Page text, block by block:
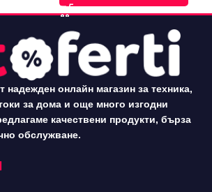
надежден онлайн магазин за техника,
за дома и още много изгодни
качествени продукти, бърза
обслужване.